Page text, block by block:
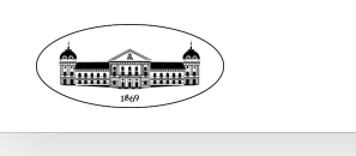
content